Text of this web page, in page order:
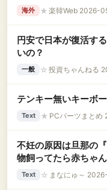
失」が予想されるスト
海外 ★ 楽韓Web 2026-
円安で日本が復活す
いの？
一般 ☆ 投資ちゃんねる
テンキー無いキーボ
Text ★ PCパーツまとめ
不妊の原因は旦那の
物飼ってたら赤ちゃ
逃避した旦那とトメ
Text ☆ まなにゅ～